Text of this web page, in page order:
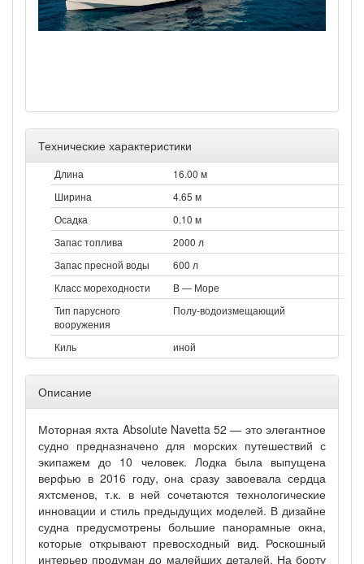
Технические характеристики
Длина
16.00 м
Ширина
4.65 м
Осадка
0.10 м
Запас топлива
2000 л
Запас пресной воды
600 л
Класс мореходности
B — Море
Тип парусного
вооружения
Полу-водоизмещающий
Киль иной
Описание
Моторная яхта Absolute Navetta 52 — это элегантное
судно предназначено для морских путешествий с
экипажем до 10 человек. Лодка была выпущена
верфью в 2016 году, она сразу завоевала сердца
яхтсменов, т.к. в ней сочетаются технологические
инновации и стиль предыдущих моделей. В дизайне
судна предусмотрены большие панорамные окна,
которые открывают превосходный вид. Роскошный
интерьер продуман до малейших деталей. На борту